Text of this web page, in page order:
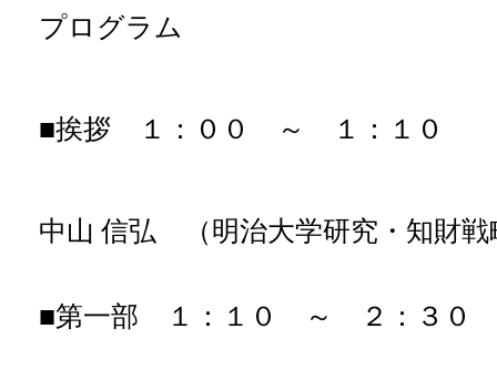
プログラム
■挨拶 １：００ ～ １：１０
中山 信弘 （明治大学研究・知財戦
■第一部 １：１０ ～ ２：３０